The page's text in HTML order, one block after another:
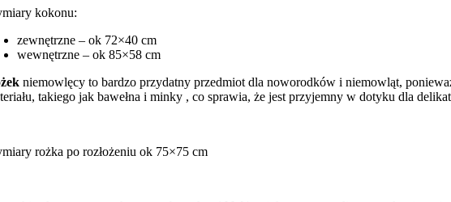
kokonu:
zewnętrzne – ok 72×40 cm
wewnętrzne – ok 85×58 cm
niemowlęcy to bardzo przydatny przedmiot dla noworodków i niemowląt,
takiego jak bawełna i minky , co sprawia, że jest przyjemny w dotyku dla
rożka po rozłożeniu ok 75×75 cm